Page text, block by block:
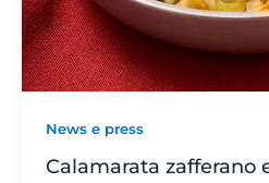
News e press
Calamarata zafferano